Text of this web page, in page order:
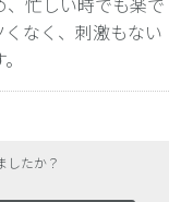
なく、刺激もない
したか？